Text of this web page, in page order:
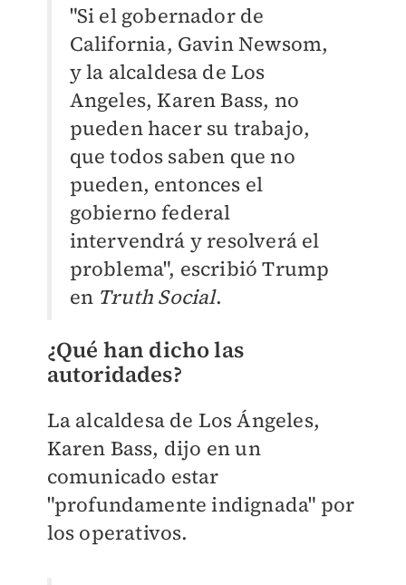
"Si el gobernador de
California, Gavin Newsom,
y la alcaldesa de Los
Angeles, Karen Bass, no
pueden hacer su trabajo,
que todos saben que no
pueden, entonces el
gobierno federal
intervendrá y resolverá el
problema", escribió Trump
en Truth Social.
¿Qué han dicho las
autoridades?
La alcaldesa de Los Ángeles,
Karen Bass, dijo en un
comunicado estar
"profundamente indignada" por
los operativos.